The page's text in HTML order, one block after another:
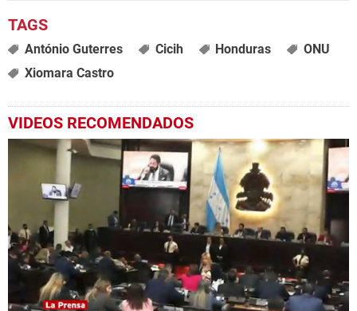
António Guterres Cicih Honduras
ONU
Xiomara Castro
VIDEOS RECOMENDADOS